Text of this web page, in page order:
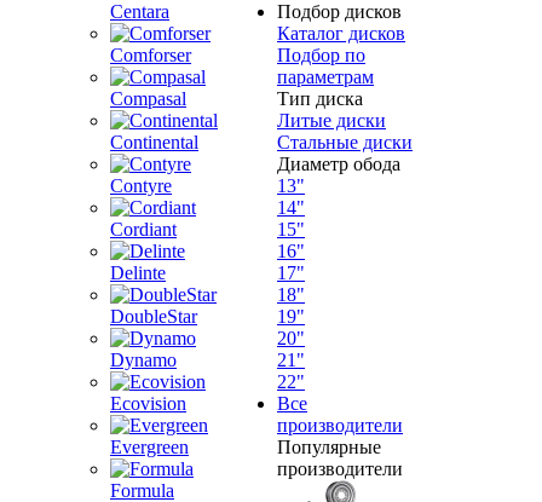
Centara
Comforser
Compasal
Continental
Contyre
Cordiant
Delinte
DoubleStar
Dynamo
Ecovision
Evergreen
Formula
Подбор дисков
Каталог дисков
Подбор по
параметрам
Тип диска
Литые диски
Стальные диски
Диаметр обода
13"
14"
15"
16"
17"
18"
19"
20"
21"
22"
Все
производители
Популярные
производители